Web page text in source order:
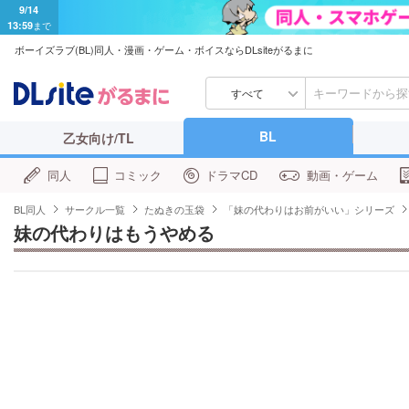
9/14
13:59まで
ボーイズラブ(BL)同人・漫画・ゲーム・ボイスならDLsiteがるまに
すべて
乙女向け/TL BL
同人 コミック ドラマCD 動画・ゲーム
BL同人 サークル一覧 たぬきの玉袋 「妹の代わりはお前がいい」シリーズ
妹の代わりはもうやめる